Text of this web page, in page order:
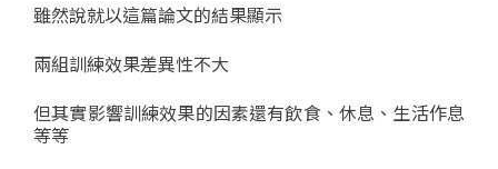
雖然說就以這篇論文的結果顯示
兩組訓練效果差異性不大
但其實影響訓練效果的因素還有飲食、休息、生活作息
等等